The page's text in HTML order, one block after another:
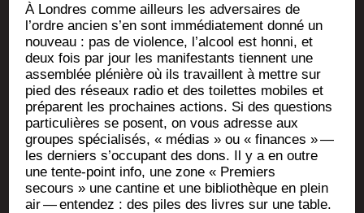
À Londres comme ailleurs les adver­saires de
l’ordre ancien s’en sont immé­dia­te­ment don­né un
nou­veau : pas de vio­lence, l’alcool est hon­ni, et
deux fois par jour les mani­fes­tants tiennent une
assem­blée plé­nière où ils tra­vaillent à mettre sur
pied des réseaux radio et des toi­lettes mobiles et
pré­parent les pro­chaines actions. Si des ques­tions
par­ti­cu­lières se posent, on vous adresse aux
groupes spé­cia­li­sés, « médias » ou « finances » —
les der­niers s’occupant des dons. Il y a en outre
une tente-point info, une zone « Pre­miers
secours » une can­tine et une biblio­thèque en plein
air — enten­dez : des piles des livres sur une table.